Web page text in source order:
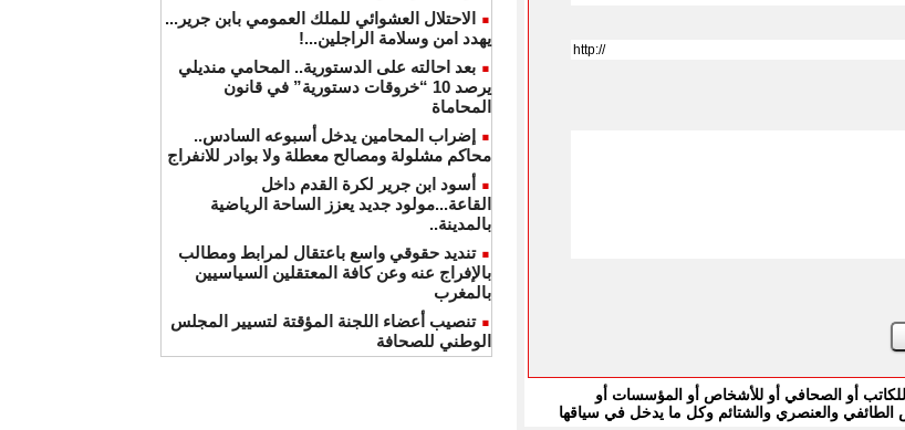
الاحتلال العشوائي للملك العمومي بابن جرير...
يهدد امن وسلامة الراجلين...!
بعد احالته على الدستورية.. المحامي منديلي
يرصد 10 “خروقات دستورية” في قانون
المحاماة
إضراب المحامين يدخل أسبوعه السادس..
محاكم مشلولة ومصالح معطلة ولا بوادر للانفراج
أسود ابن جرير لكرة القدم داخل
القاعة...مولود جديد يعزز الساحة الرياضية
بالمدينة..
تنديد حقوقي واسع باعتقال لمرابط ومطالب
بالإفراج عنه وعن كافة المعتقلين السياسيين
بالمغرب
تنصيب أعضاء اللجنة المؤقتة لتسيير المجلس
الوطني للصحافة
أو الصحافي أو للأشخاص أو المؤسسات أو
الطائفي والعنصري والشتائم وكل ما يدخل في سياقها